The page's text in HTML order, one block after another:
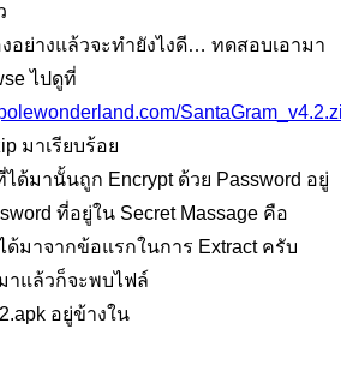
อย่างแล้วจะทำยังไงดี… ทดสอบเอามา
ไปดูที่
มาเรียบร้อย
ด้มานั้นถูก Encrypt ด้วย Password อยู่
ที่อยู่ใน Secret Massage คือ
ด้มาจากข้อแรกในการ Extract ครับ
าแล้วก็จะพบไฟล์
อยู่ข้างใน